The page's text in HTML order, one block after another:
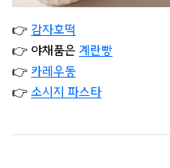
👉 감자호떡
👉 야채품은 계란빵
👉 카레우동
👉 소시지 파스타